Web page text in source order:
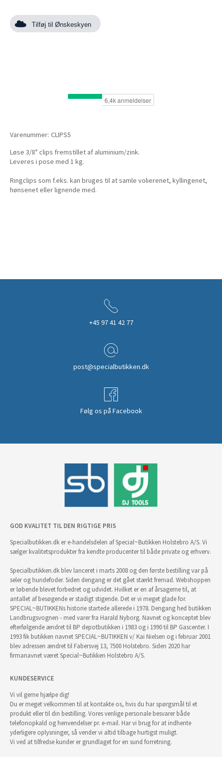
Tilføj til Ønskeskyen
Varenummer: CLIPS5
Løse 3/8" clips fremstillet af aluminium/zink.
Leveres i pose med 1 kg.
Ringclips som f.eks. kan bruges til at samle volierenet, kyllingenet,
hønsenet eller lignende med.
+45 97 41 42 77
post@specialbutikken.dk
Følg os på Facebook
GOD KVALITET TIL DEN RIGTIGE PRIS
Specialbutikken.dk er e-handelsdelen af Special~Butikken Holstebro A/S. Vi
sælger kvalitetsprodukter fra kendte producenter til både private og erhverv.
Specialbutikken.dk blev lanceret i marts 2008 og den første bestilling var på
seler og hundefoder. Siden dengang er det gået stærkt fremad. Webshoppen
er løbende blevet forbedret og udvidet. Hvilket er en af årsagerne til, at
antallet af besøgende er stadigt stigende. Det er vi meget glade for.
SPECIAL~BUTIKKENs historie startede allerede i 1978. Dengang hed butikken
Landbrugsvognen - med varer fra Harald Nyborg. Navnet og konceptet blev
efterfølgende ændret til BP depotbutikken i 1983 og i 1990 til BP Gascenter. I
1993 fik butikken navnet SPECIAL~BUTIKKEN v/ Kai Nielsen og i februar 2001
blev adressen ændret til Fabersvej 13, 7500 Holstebro. Siden 2020 har
firmanavnet været Special~Butikken Holstebro A/S.
KUNDESERVICE
Vi vil gerne hjælpe dig!
Du er meget velkommen til at kontakte os, hvis du har spørgsmål til et
produkt eller til din bestilling. Vores venlige personale besvarer både
telefonopkald og henvendelser pr. e-mail. Har vi brug for at indhente
yderligere oplysninger, så vender vi altid tilbage hurtigst muligt.
Vi ved at tilfredse kunder er grundlaget for en sund forretning.